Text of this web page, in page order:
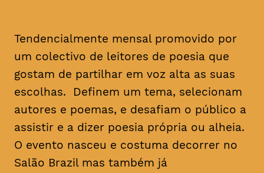
Tendencialmente mensal promovido por
um colectivo de leitores de poesia que
gostam de partilhar em voz alta as suas
escolhas. Definem um tema, selecionam
autores e poemas, e desafiam o público a
assistir e a dizer poesia própria ou alheia.
O evento nasceu e costuma decorrer no
Salão Brazil mas também já